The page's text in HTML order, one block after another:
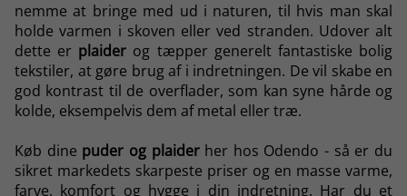
nemme at bringe med ud i naturen, til hvis man skal
holde varmen i skoven eller ved stranden. Udover alt
dette er plaider og tæpper generelt fantastiske bolig
tekstiler, at gøre brug af i indretningen. De vil skabe en
god kontrast til de overflader, som kan syne hårde og
kolde, eksempelvis dem af metal eller træ.
Køb dine puder og plaiderher hos Odendo - så er du
sikret markedets skarpeste priser og en masse varme,
farve, komfort og hygge i din indretning. Har du et